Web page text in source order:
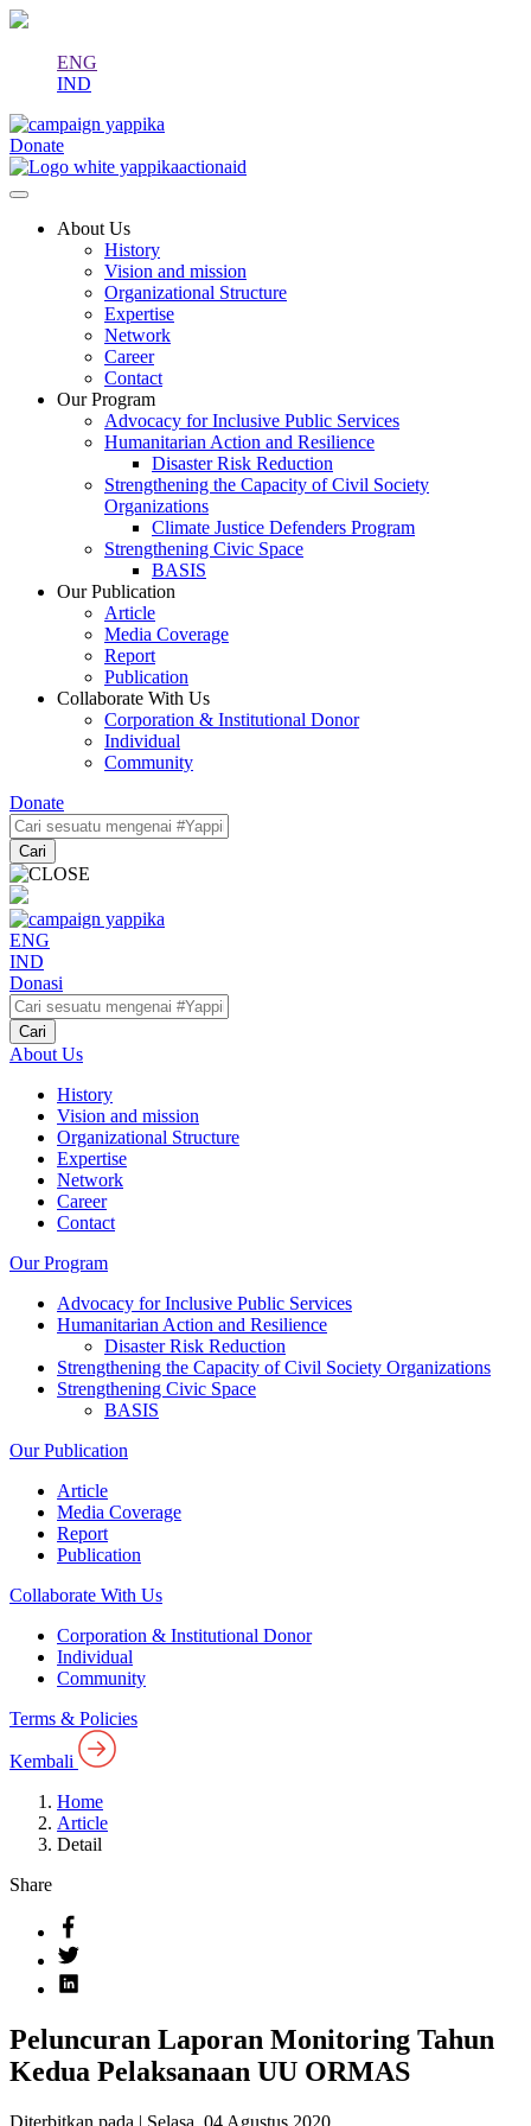
ENG
IND
Donate
About Us
History
Vision and mission
Organizational Structure
Expertise
Network
Career
Contact
Our Program
Advocacy for Inclusive Public Services
Humanitarian Action and Resilience
Disaster Risk Reduction
Strengthening the Capacity of Civil Society
Organizations
Climate Justice Defenders Program
Strengthening Civic Space
BASIS
Our Publication
Article
Media Coverage
Report
Publication
Collaborate With Us
Corporation & Institutional Donor
Individual
Community
Donate
Cari
ENG
IND
Donasi
Cari
About Us
History
Vision and mission
Organizational Structure
Expertise
Network
Career
Contact
Our Program
Advocacy for Inclusive Public Services
Humanitarian Action and Resilience
Disaster Risk Reduction
Strengthening the Capacity of Civil Society Organizations
Strengthening Civic Space
BASIS
Our Publication
Article
Media Coverage
Report
Publication
Collaborate With Us
Corporation & Institutional Donor
Individual
Community
Terms & Policies
Kembali
Home
Article
Detail
Share
Peluncuran Laporan Monitoring Tahun
Kedua Pelaksanaan UU ORMAS
Diterbitkan pada | Selasa, 04 Agustus 2020